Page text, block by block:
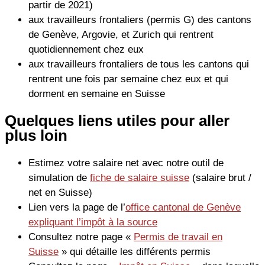
partir de 2021)
aux travailleurs frontaliers (permis G) des cantons
de Genève, Argovie, et Zurich qui rentrent
quotidiennement chez eux
aux travailleurs frontaliers de tous les cantons qui
rentrent une fois par semaine chez eux et qui
dorment en semaine en Suisse
Quelques liens utiles pour aller
plus loin
Estimez votre salaire net avec notre outil de
simulation de fiche de salaire suisse (salaire brut /
net en Suisse)
Lien vers la page de l’office cantonal de Genève
expliquant l’impôt à la source
Consultez notre page « Permis de travail en
Suisse » qui détaille les différents permis